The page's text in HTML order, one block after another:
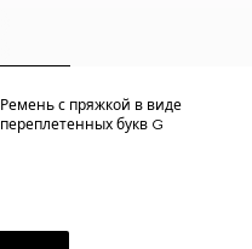
Ремень с пряжкой в виде
переплетенных букв G